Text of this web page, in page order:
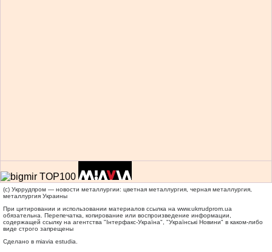
(c) Укррудпром — новости металлургии: цветная металлургия, черная металлургия,
металлургия Украины
При цитировании и использовании материалов ссылка на www.ukrrudprom.ua
обязательна. Перепечатка, копирование или воспроизведение информации,
содержащей ссылку на агентства "Iнтерфакс-Україна", "Українськi Новини" в каком-либо
виде строго запрещены
Сделано в miavia estudia.